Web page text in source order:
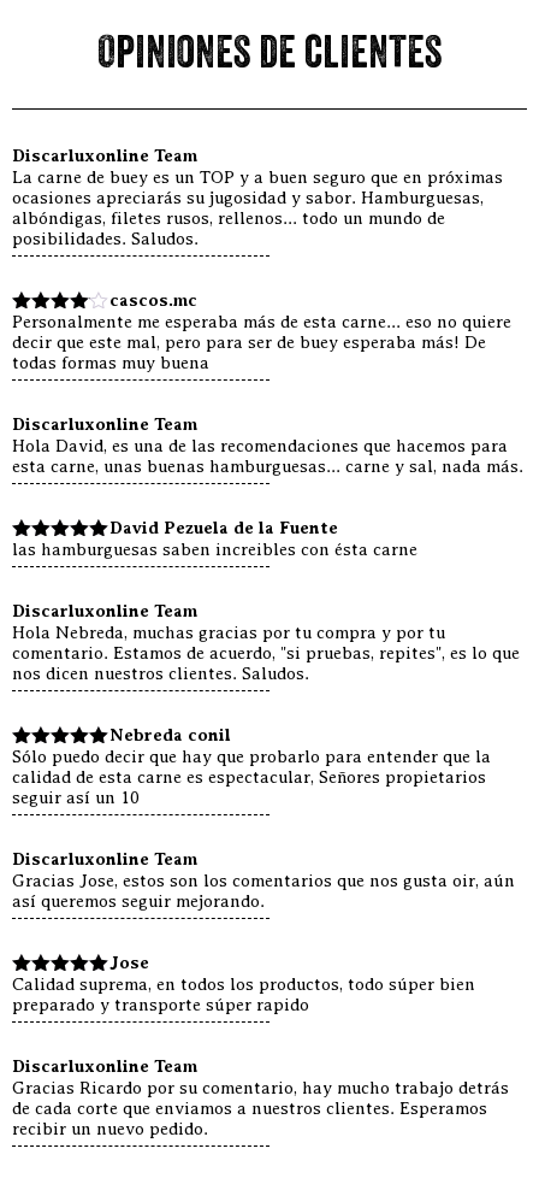
Opiniones de clientes
Discarluxonline Team
La carne de buey es un TOP y a buen seguro que en próximas
ocasiones apreciarás su jugosidad y sabor. Hamburguesas,
albóndigas, filetes rusos, rellenos... todo un mundo de
posibilidades. Saludos.
Valorado
con4de
5
cascos.mc
Personalmente me esperaba más de esta carne... eso no quiere
decir que este mal, pero para ser de buey esperaba más! De
todas formas muy buena
Discarluxonline Team
Hola David, es una de las recomendaciones que hacemos para
esta carne, unas buenas hamburguesas... carne y sal, nada más.
Valorado
con5de 5
David Pezuela de la Fuente
las hamburguesas saben increibles con ésta carne
Discarluxonline Team
Hola Nebreda, muchas gracias por tu compra y por tu
comentario. Estamos de acuerdo, "si pruebas, repites", es lo que
nos dicen nuestros clientes. Saludos.
Valorado
con5de 5
Nebreda conil
Sólo puedo decir que hay que probarlo para entender que la
calidad de esta carne es espectacular, Señores propietarios
seguir así un 10
Discarluxonline Team
Gracias Jose, estos son los comentarios que nos gusta oir, aún
así queremos seguir mejorando.
Valorado
con5de 5
Jose
Calidad suprema, en todos los productos, todo súper bien
preparado y transporte súper rapido
Discarluxonline Team
Gracias Ricardo por su comentario, hay mucho trabajo detrás
de cada corte que enviamos a nuestros clientes. Esperamos
recibir un nuevo pedido.